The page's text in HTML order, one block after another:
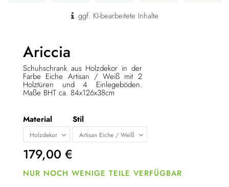
ggf. KI-bearbeitete Inhalte
Ariccia
Schuhschrank aus Holzdekor in der
Farbe Eiche Artisan / Weiß mit 2
Holztüren und 4 Einlegeböden.
Maße BHT ca. 84x126x38cm
Material Stil
179,00 €
NUR NOCH WENIGE TEILE VERFÜGBAR